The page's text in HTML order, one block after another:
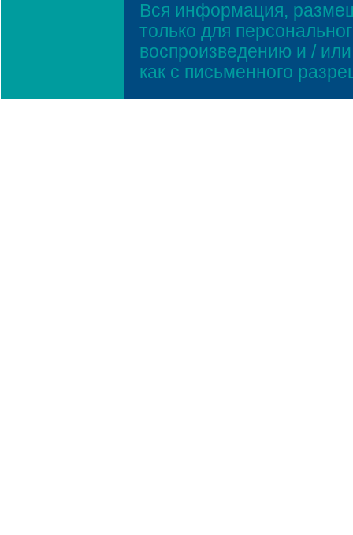
Вся информация,
только для
воспроизведению и /
как с письменного